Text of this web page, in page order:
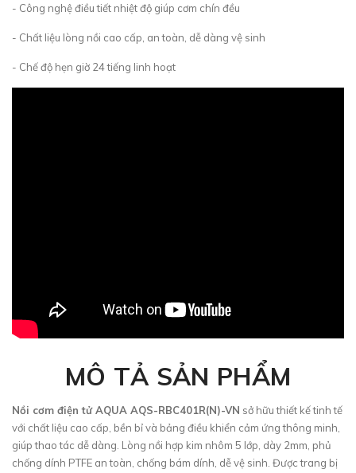
- Công nghệ điều tiết nhiệt độ giúp cơm chín đều
- Chất liệu lòng nồi cao cấp, an toàn, dễ dàng vệ sinh
- Chế độ hẹn giờ 24 tiếng linh hoạt
MÔ TẢ SẢN PHẨM
Nồi cơm điện tử AQUA AQS-RBC401R(N)-VN sở hữu thiết kế tinh tế
với chất liệu cao cấp, bền bỉ và bảng điều khiển cảm ứng thông minh,
giúp thao tác dễ dàng. Lòng nồi hợp kim nhôm 5 lớp, dày 2mm, phủ
chống dính PTFE an toàn, chống bám dính, dễ vệ sinh. Được trang bị